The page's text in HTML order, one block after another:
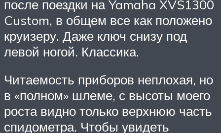
после поездки на Yamaha XVS1300
Custom, в общем все как положено
круизеру. Даже ключ снизу под
левой ногой. Классика.
Читаемость приборов неплохая, но
в «полном» шлеме, с высоты моего
роста видно только верхнюю часть
спидометра. Чтобы увидеть